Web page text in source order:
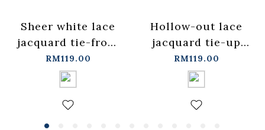
Sheer white lace
jacquard tie-front
shirt【01025765】
in stock+pre-order
RM119.00
Hollow-out lace
jacquard tie-up
sheer shirt -
black【01025766】
in stock+pre-order
RM119.00